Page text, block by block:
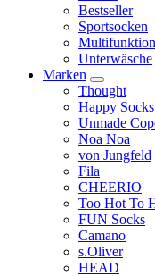
Bestseller
Sportsocken
Unterwäsche
Marken
Thought
Happy Socks
Unmade
Noa Noa
von Jungfeld
Fila
CHEERIO
Too Hot To
FUN Socks
Camano
s.Oliver
HEAD